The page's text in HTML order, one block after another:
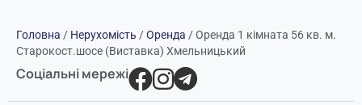
Головна / Нерухомість /Оренда /Оренда 1 кімната 56 кв. м.
Старокост.шосе (Виставка) Хмельницький
Соціальні мережі